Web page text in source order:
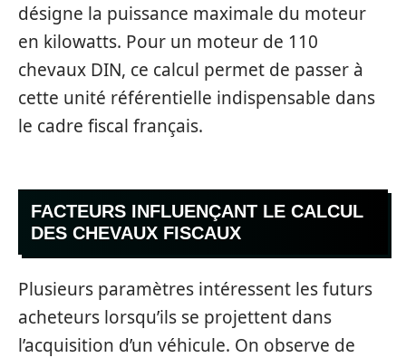
désigne la puissance maximale du moteur
en kilowatts. Pour un moteur de 110
chevaux DIN, ce calcul permet de passer à
cette unité référentielle indispensable dans
le cadre fiscal français.
FACTEURS INFLUENÇANT LE CALCUL
DES CHEVAUX FISCAUX
Plusieurs paramètres intéressent les futurs
acheteurs lorsqu’ils se projettent dans
l’acquisition d’un véhicule. On observe de